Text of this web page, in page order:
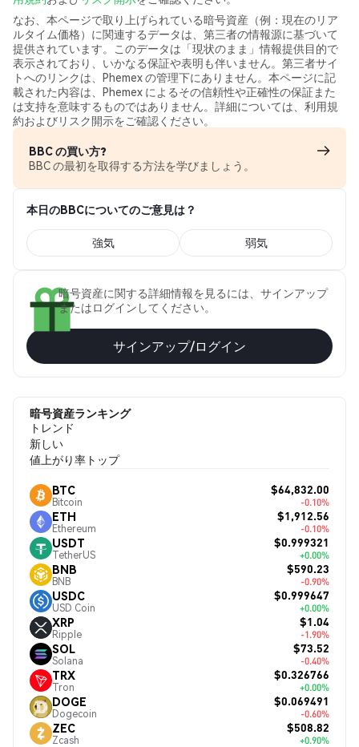
なお、本ページで取り上げられている暗号資産（例：現在のリア
ルタイム価格）に関連するデータは、第三者の情報源に基づいて
提供されています。このデータは「現状のまま」情報提供目的で
表示されており、いかなる保証や表明も伴いません。第三者サイ
トへのリンクは、Phemex の管理下にありません。本ページに記
載された内容は、Phemex によるその信頼性や正確性の保証また
は支持を意味するものではありません。詳細については、利用規
約およびリスク開示をご確認ください。
BBC の買い方?
BBC の最初を取得する方法を学びましょう。
本日のBBCについてのご意見は？
強気 弱気
暗号資産に関する詳細情報を見るには、サインアップ
またはログインしてください。
サインアップ/ログイン
暗号資産ランキング
トレンド
新しい
値上がり率トップ
BTC
Bitcoin
$64,832.00
-0.10%
ETH
Ethereum
$1,912.56
-0.10%
USDT
TetherUS
$0.999321
+0.00%
BNB
BNB
$590.23
-0.90%
USDC
USD Coin
$0.999647
+0.00%
XRP
Ripple
$1.04
-1.90%
SOL
Solana
$73.52
-0.40%
TRX
Tron
$0.326766
+0.00%
DOGE
Dogecoin
$0.069491
-0.60%
ZEC
Zcash
$508.82
+0.90%